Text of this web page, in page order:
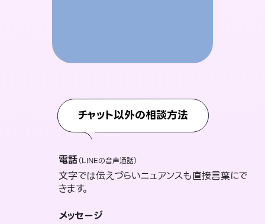
チャット以外の相談方法
電話（LINEの音声通話）
文字では伝えづらいニュアンスも直接言葉にで
きます。
メッセージ